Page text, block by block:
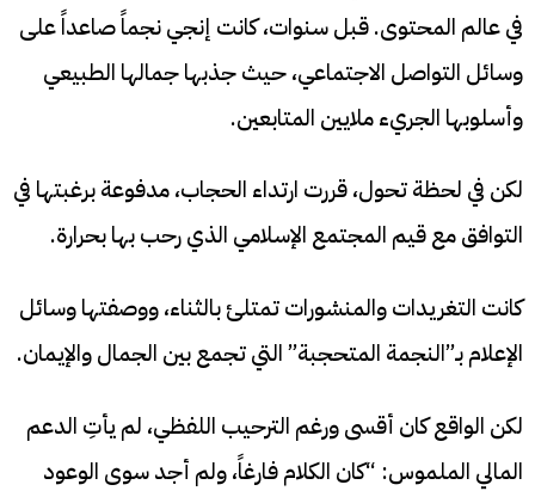
في عالم المحتوى. قبل سنوات، كانت إنجي نجماً صاعداً على
وسائل التواصل الاجتماعي، حيث جذبها جمالها الطبيعي
وأسلوبها الجريء ملايين المتابعين.
لكن في لحظة تحول، قررت ارتداء الحجاب، مدفوعة برغبتها في
التوافق مع قيم المجتمع الإسلامي الذي رحب بها بحرارة.
كانت التغريدات والمنشورات تمتلئ بالثناء، ووصفتها وسائل
الإعلام بـ”النجمة المتحجبة” التي تجمع بين الجمال والإيمان.
لكن الواقع كان أقسى ورغم الترحيب اللفظي، لم يأتِ الدعم
المالي الملموس: “كان الكلام فارغاً، ولم أجد سوى الوعود